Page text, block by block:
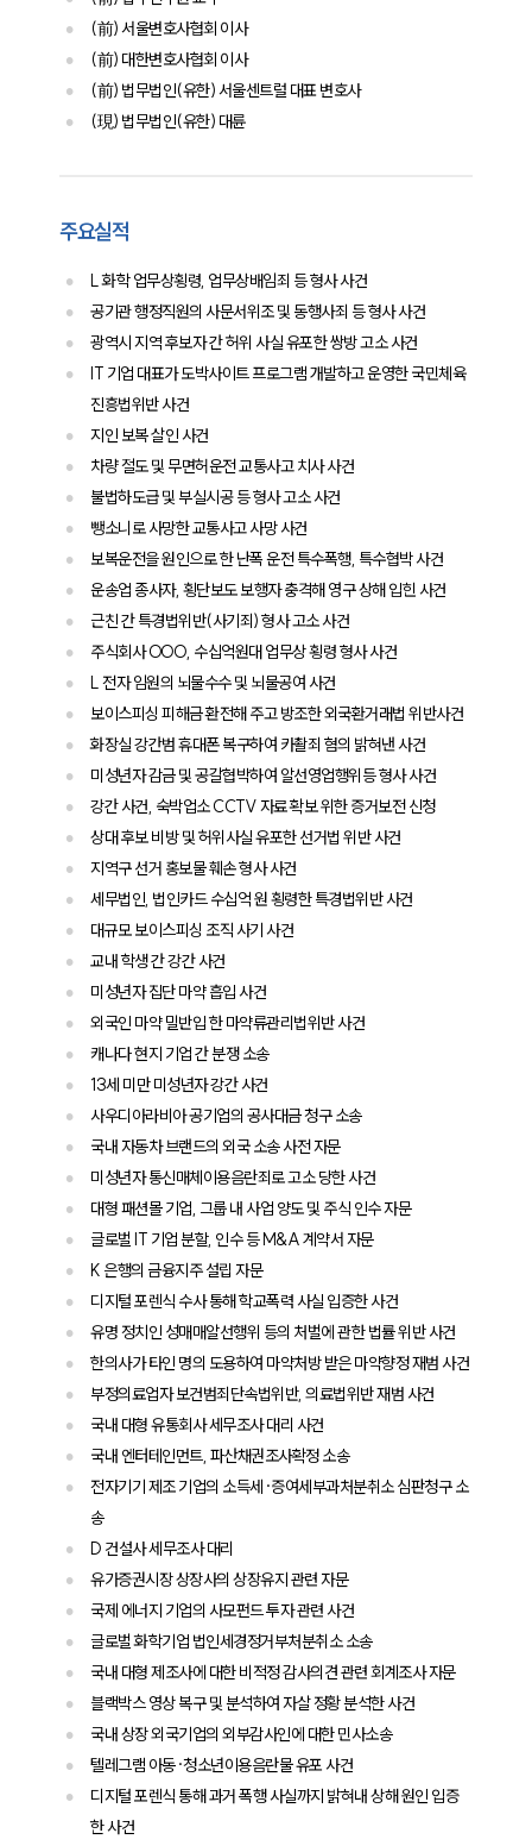
통합검색
AI대륜
업무사례
구성원 소개
채권추심전문변호사
소식/자료
언론보도
공지사항
법률 블로그
법률서식
뉴스레터/브로슈어
세미나
대륜법률상담예약
대륜법률상담예약
(前) 서울변호사협회 이사
(前) 대한변호사협회 이사
(前) 법무법인(유한) 서울센트럴 대표 변호사
(現) 법무법인(유한) 대륜
주요실적
L 화학 업무상횡령, 업무상배임죄 등 형사 사건
공기관 행정직원의 사문서위조 및 동행사죄 등 형사 사건
광역시 지역 후보자 간 허위 사실 유포한 쌍방 고소 사건
IT 기업 대표가 도박사이트 프로그램 개발하고 운영한 국민체육
진흥법위반 사건
지인 보복 살인 사건
차량 절도 및 무면허운전 교통사고 치사 사건
불법하도급 및 부실시공 등 형사 고소 사건
뺑소니로 사망한 교통사고 사망 사건
보복운전을 원인으로 한 난폭 운전 특수폭행, 특수협박 사건
운송업 종사자, 횡단보도 보행자 충격해 영구 상해 입힌 사건
근친 간 특경법위반(사기죄) 형사 고소 사건
주식회사 OOO, 수십억원대 업무상 횡령 형사 사건
L 전자 임원의 뇌물수수 및 뇌물공여 사건
보이스피싱 피해금 환전해 주고 방조한 외국환거래법 위반사건
화장실 강간범 휴대폰 복구하여 카촬죄 혐의 밝혀낸 사건
미성년자 감금 및 공갈협박하여 알선영업행위등 형사 사건
강간 사건, 숙박업소 CCTV 자료 확보 위한 증거보전 신청
상대 후보 비방 및 허위사실 유포한 선거법 위반 사건
지역구 선거 홍보물 훼손 형사 사건
세무법인, 법인카드 수십억 원 횡령한 특경법위반 사건
대규모 보이스피싱 조직 사기 사건
교내 학생 간 강간 사건
미성년자 집단 마약 흡입 사건
외국인 마약 밀반입 한 마약류관리법위반 사건
캐나다 현지 기업 간 분쟁 소송
13세 미만 미성년자 강간 사건
사우디아라비아 공기업의 공사대금 청구 소송
국내 자동차 브랜드의 외국 소송 사전 자문
미성년자 통신매체이용음란죄로 고소 당한 사건
대형 패션몰 기업, 그룹 내 사업 양도 및 주식 인수 자문
글로벌 IT 기업 분할, 인수 등 M&A 계약서 자문
K 은행의 금융지주 설립 자문
디지털 포렌식 수사 통해 학교폭력 사실 입증한 사건
유명 정치인 성매매알선행위 등의 처벌에 관한 법률 위반 사건
한의사가 타인 명의 도용하여 마약처방 받은 마약향정 재범 사건
부정의료업자 보건범죄단속법위반, 의료법위반 재범 사건
국내 대형 유통회사 세무조사 대리 사건
국내 엔터테인먼트, 파산채권조사확정 소송
전자기기 제조 기업의 소득세·증여세부과처분취소 심판청구 소
송
D 건설사 세무조사 대리
유가증권시장 상장사의 상장유지 관련 자문
국제 에너지 기업의 사모펀드 투자 관련 사건
글로벌 화학기업 법인세경정거부처분취소 소송
국내 대형 제조사에 대한 비적정 감사의견 관련 회계조사 자문
블랙박스 영상 복구 및 분석하여 자살 정황 분석한 사건
국내 상장 외국기업의 외부감사인에 대한 민사소송
텔레그램 아동·청소년이용음란물 유포 사건
디지털 포렌식 통해 과거 폭행 사실까지 밝혀내 상해 원인 입증
한 사건